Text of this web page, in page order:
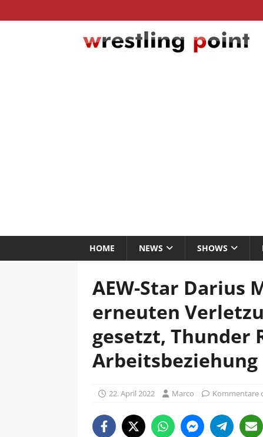
HOME NEWS SHOWS
AEW-Star Darius
erneuten
gesetzt, Thunder
22. April 2022 Marco Kommentare